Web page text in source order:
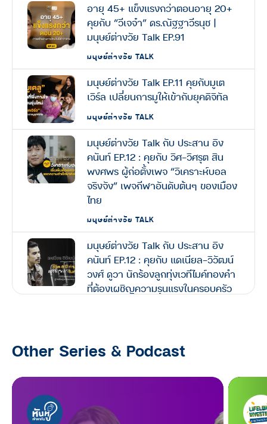
อายุ 45+ แข็งแรงกว่าตอนอายุ 20+
คุยกับ “วีเจจ๋า” ดร.ณัฐฐาวีรนุช |
มนุษย์ต่างวัย Talk EP.91
มนุษย์ต่างวัย TALK
มนุษย์ต่างวัย Talk EP.11 คุยกับมูเต
เวิร์ล เปลี่ยนการมูให้เข้ากับยุคดิจิทัล
มนุษย์ต่างวัย TALK
มนุษย์ต่างวัย Talk กับ ประสาน อิง
คนันท์ EP.12 : คุยกับ วิศ-วิศรุต สิน
พงศพร ผู้ก่อตั้งเพจ “วิเคราะห์บอล
จริงจัง” เพจกีฬาอันดับต้นๆ ของเมือง
ไทย
มนุษย์ต่างวัย TALK
มนุษย์ต่างวัย Talk กับ ประสาน อิง
คนันท์ EP.12 : คุยกับ แดเนียล-วิวัฒน์
วงศ์ ดูวา นักร้องลูกทุ่งเวทีไมค์ทองคำ
ที่ต้องเผชิญความรุนแรงในครอบครัว
มนุษย์ต่างวัย Talk กับ ประสาน อิง
ยานนท์ “หนุ่มเมืองจันท์” ประสบการณ์
มนุษย์ต่างวัย TALK
Other Series & Podcast